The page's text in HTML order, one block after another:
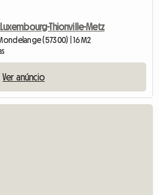
Thionville-Metz
(57300) | 16 M2
Ver anúncio